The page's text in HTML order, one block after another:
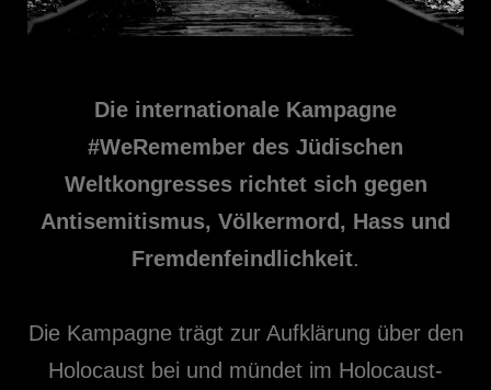
Die internationale Kampagne
#WeRemember des Jüdischen
Weltkongresses richtet sich gegen
Antisemitismus, Völkermord, Hass und
Fremdenfeindlichkeit.
Die Kampagne trägt zur Aufklärung über den
Holocaust bei und mündet im Holocaust-